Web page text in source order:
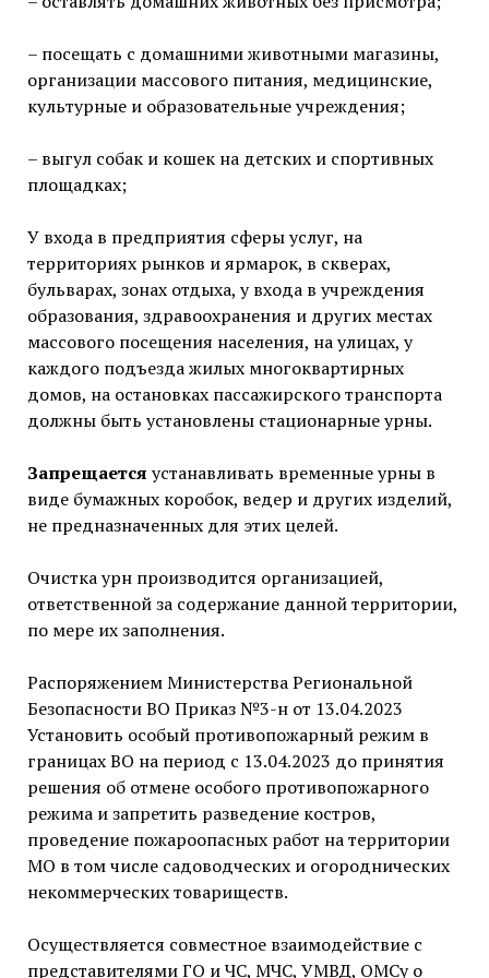
– посещать с домашними животными магазины,
организации массового питания, медицинские,
культурные и образовательные учреждения;
– выгул собак и кошек на детских и спортивных
площадках;
У входа в предприятия сферы услуг, на
территориях рынков и ярмарок, в скверах,
бульварах, зонах отдыха, у входа в учреждения
образования, здравоохранения и других местах
массового посещения населения, на улицах, у
каждого подъезда жилых многоквартирных
домов, на остановках пассажирского транспорта
должны быть установлены стационарные урны.
Запрещается устанавливать временные урны в
виде бумажных коробок, ведер и других изделий,
не предназначенных для этих целей.
Очистка урн производится организацией,
ответственной за содержание данной территории,
по мере их заполнения.
Распоряжением Министерства Региональной
Безопасности ВО Приказ №3-н от 13.04.2023
Установить особый противопожарный режим в
границах ВО на период с 13.04.2023 до принятия
решения об отмене особого противопожарного
режима и запретить разведение костров,
проведение пожароопасных работ на территории
МО в том числе садоводческих и огороднических
некоммерческих товариществ.
Осуществляется совместное взаимодействие с
представителями ГО и ЧС, МЧС, УМВД, ОМСу о